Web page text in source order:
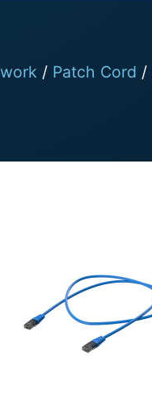
/ Patch Cord /